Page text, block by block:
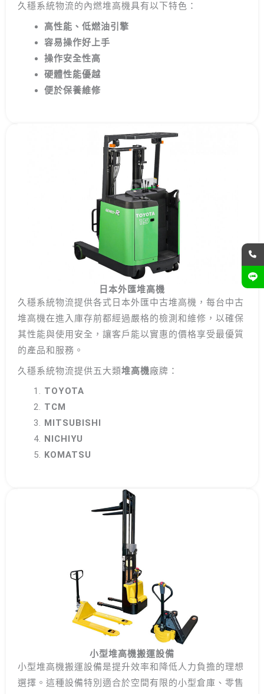
久穩系統物流的內燃堆高機具有以下特色：
高性能、低燃油引擎
容易操作好上手
操作安全性高
硬體性能優越
便於保養維修
日本外匯堆高機
久穩系統物流提供各式日本外匯中古堆高機，每台中古
堆高機在進入庫存前都經過嚴格的檢測和維修，以確保
其性能與使用安全，讓客戶能以實惠的價格享受最優質
的產品和服務。
久穩系統物流提供五大類堆高機廠牌：
TOYOTA
TCM
MITSUBISHI
NICHIYU
KOMATSU
小型堆高機搬運設備
小型堆高機搬運設備是提升效率和降低人力負擔的理想
選擇。這種設備特別適合於空間有限的小型倉庫、零售